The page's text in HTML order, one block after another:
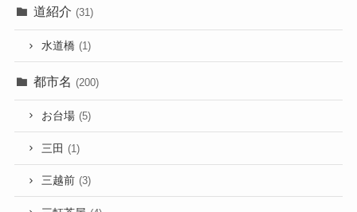
道紹介 (31)
水道橋 (1)
都市名 (200)
お台場 (5)
三田 (1)
三越前 (3)